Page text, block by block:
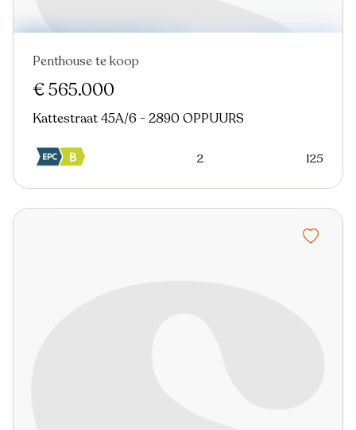
Penthouse te koop
€ 565.000
Kattestraat 45A/6 - 2890 OPPUURS
2 125